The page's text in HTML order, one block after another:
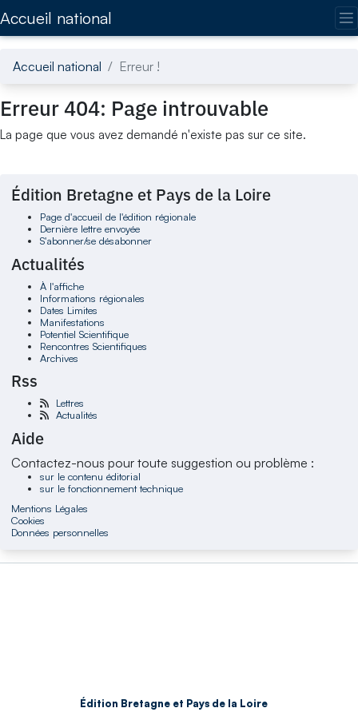
Accueil national
Accueil national Erreur !
Erreur 404: Page introuvable
La page que vous avez demandé n'existe pas sur ce site.
Édition Bretagne et Pays de la Loire
Page d'accueil de l'édition régionale
Dernière lettre envoyée
S'abonner/se désabonner
Actualités
À l'affiche
Informations régionales
Dates Limites
Manifestations
Potentiel Scientifique
Rencontres Scientifiques
Archives
Rss
Lettres
Actualités
Aide
Contactez-nous pour toute suggestion ou problème :
sur le contenu éditorial
sur le fonctionnement technique
Mentions Légales
Cookies
Données personnelles
Édition Bretagne et Pays de la Loire